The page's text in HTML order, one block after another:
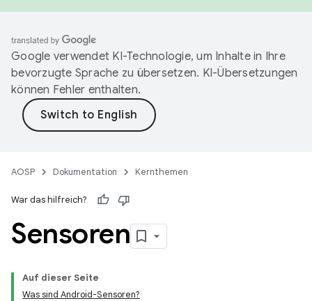
Google verwendet KI-Technologie, um Inhalte in Ihre
bevorzugte Sprache zu übersetzen. KI-Übersetzungen
können Fehler enthalten.
AOSP Dokumentation Kernthemen
War das hilfreich?
Sensoren
Auf dieser Seite
Was sind Android-Sensoren?